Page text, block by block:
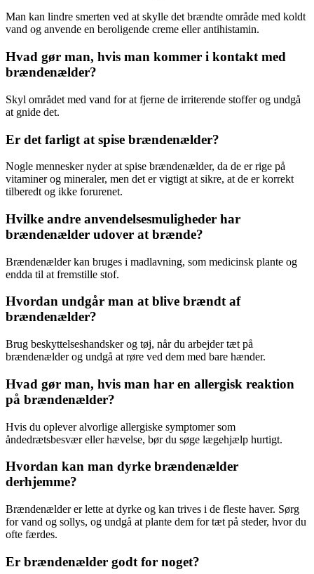
Man kan lindre smerten ved at skylle det brændte område med koldt
vand og anvende en beroligende creme eller antihistamin.
Hvad gør man, hvis man kommer i kontakt med
brændenælder?
Skyl området med vand for at fjerne de irriterende stoffer og undgå
at gnide det.
Er det farligt at spise brændenælder?
Nogle mennesker nyder at spise brændenælder, da de er rige på
vitaminer og mineraler, men det er vigtigt at sikre, at de er korrekt
tilberedt og ikke forurenet.
Hvilke andre anvendelsesmuligheder har
brændenælder udover at brænde?
Brændenælder kan bruges i madlavning, som medicinsk plante og
endda til at fremstille stof.
Hvordan undgår man at blive brændt af
brændenælder?
Brug beskyttelseshandsker og tøj, når du arbejder tæt på
brændenælder og undgå at røre ved dem med bare hænder.
Hvad gør man, hvis man har en allergisk reaktion
på brændenælder?
Hvis du oplever alvorlige allergiske symptomer som
åndedrætsbesvær eller hævelse, bør du søge lægehjælp hurtigt.
Hvordan kan man dyrke brændenælder
derhjemme?
Brændenælder er lette at dyrke og kan trives i de fleste haver. Sørg
for vand og sollys, og undgå at plante dem for tæt på steder, hvor du
ofte færdes.
Er brændenælder godt for noget?